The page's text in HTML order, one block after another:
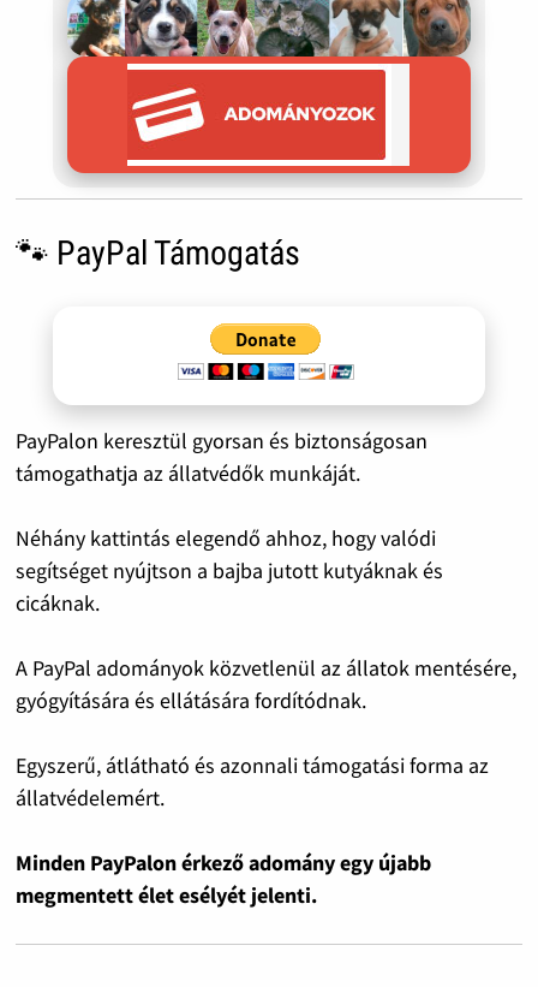
🐾 PayPal Támogatás
PayPalon keresztül gyorsan és biztonságosan
támogathatja az állatvédők munkáját.
Néhány kattintás elegendő ahhoz, hogy valódi
segítséget nyújtson a bajba jutott kutyáknak és
cicáknak.
A PayPal adományok közvetlenül az állatok mentésére,
gyógyítására és ellátására fordítódnak.
Egyszerű, átlátható és azonnali támogatási forma az
állatvédelemért.
Minden PayPalon érkező adomány egy újabb
megmentett élet esélyét jelenti.